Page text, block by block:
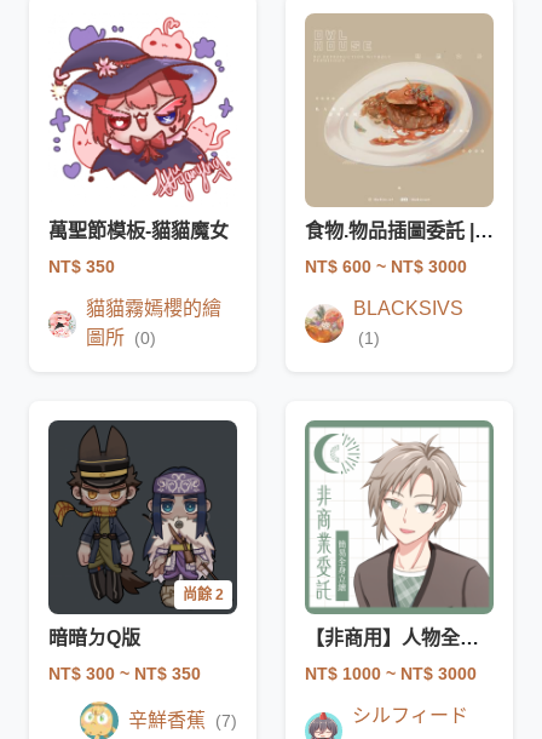
萬聖節模板-貓貓魔女
NT$ 350
貓貓霧嫣櫻的繪
圖所 (0)
食物.物品插圖委託 | 非商.商業 |
NT$ 600 ~ NT$ 3000
BLACKSIVS
(1)
尚餘 2
暗暗ㄉQ版
NT$ 300 ~ NT$ 350
辛鮮香蕉 (7)
【非商用】人物全身立繪插畫（簡易）
NT$ 1000 ~ NT$ 3000
シルフィード